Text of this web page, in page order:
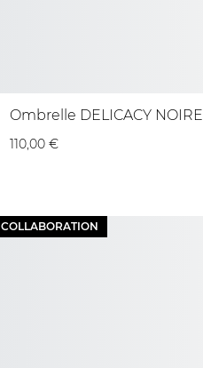
Ombrelle DELICACY NOIRE
110,00 €
COLLABORATION